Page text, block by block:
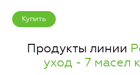
Купить
Продукты линии
уход - 7 масел